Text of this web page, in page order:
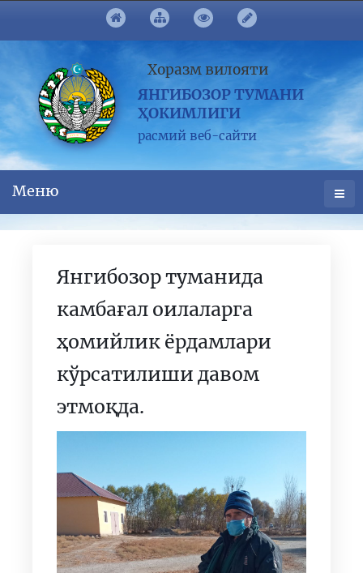
Хоразм вилояти
ЯНГИБОЗОР ТУМАНИ
ҲОКИМЛИГИ
расмий веб-сайти
Меню
Янгибозор туманида
камбағал оилаларга
ҳомийлик ёрдамлари
кўрсатилиши давом
этмоқда.